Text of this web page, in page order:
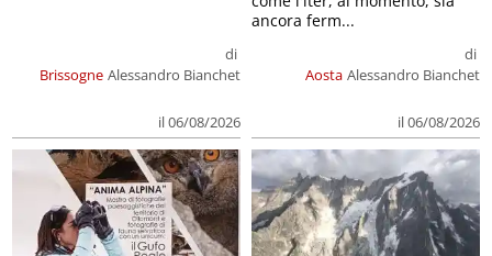
Brissogne
di
Alessandro Bianchet
il 06/08/2026
Aosta
di
Alessandro Bianchet
il 06/08/2026
ancora ferm...